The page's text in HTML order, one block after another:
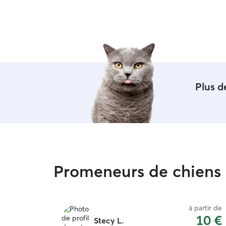
Plus
Promeneurs de
Stecy L.
à partir de
10 €